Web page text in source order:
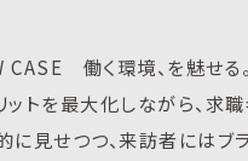
CASE 働く環境、を魅せる
ットを最大化しながら、求
見せつつ、来訪者にはブ